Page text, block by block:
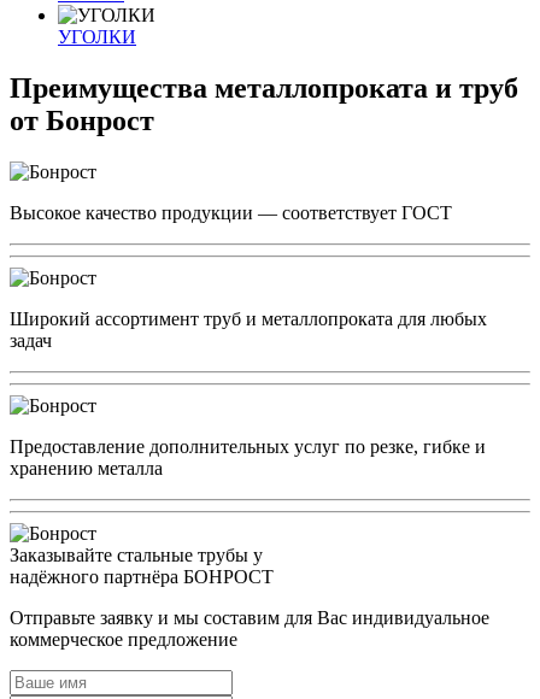
УГОЛКИ
Преимущества металлопроката и труб
от Бонрост
Высокое качество продукции — соответствует ГОСТ
Широкий ассортимент труб и металлопроката для любых
задач
Предоставление дополнительных услуг по резке, гибке и
хранению металла
Заказывайте стальные трубы у
надёжного партнёра БОНРОСТ
Отправьте заявку и мы составим для Вас индивидуальное
коммерческое предложение